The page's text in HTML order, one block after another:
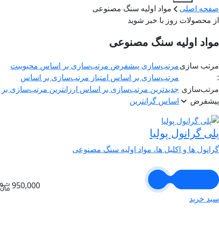
صفحه اصلی
مواد اولیه سنگ مصنوعی
از محصولات روز با خبر شوید
مواد اولیه سنگ مصنوعی
مرتب سازی
:
مرتب‌سازی
پیشفرض
مرتب‌سازی پیشفرض مرتب‌سازی بر اساس محبوبیت
مرتب‌سازی بر اساس امتیاز مرتب‌سازی بر اساس
جدیدترین مرتب‌سازی بر اساس ارزانترین مرتب‌سازی بر
اساس گرانترین
پلی گرانول پولیا
گرانول ها و اکلیل ها، مواد اولیه سنگ مصنوعی
سبد خرید
950,000